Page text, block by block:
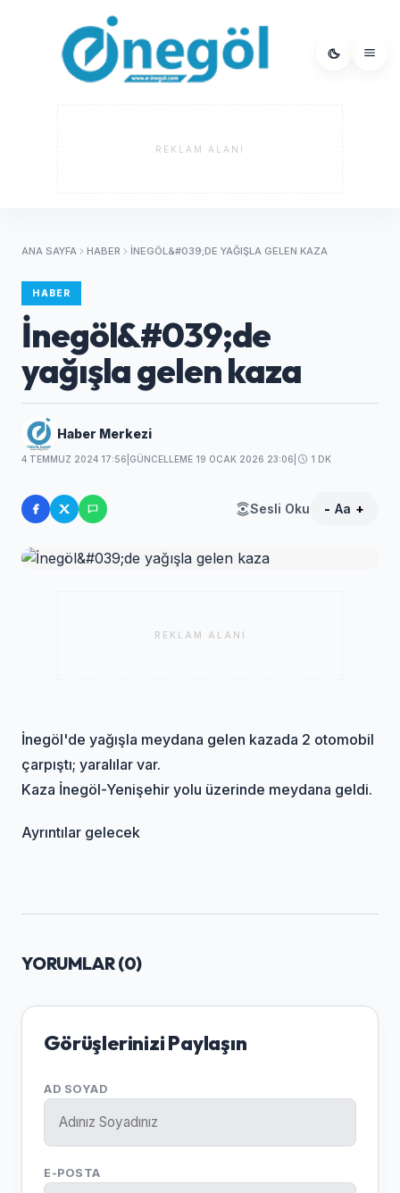
REKLAM ALANI
ANA SAYFA HABER İNEGÖL&#039;DE YAĞIŞLA GELEN KAZA
HABER
İnegöl&#039;de
yağışla gelen kaza
Haber Merkezi
4 TEMMUZ 2024 17:56 GÜNCELLEME 19 OCAK 2026 23:06 1 DK
Sesli Oku - Aa +
REKLAM ALANI
İnegöl'de yağışla meydana gelen kazada 2 otomobil
çarpıştı; yaralılar var.
Kaza İnegöl-Yenişehir yolu üzerinde meydana geldi.
Ayrıntılar gelecek
YORUMLAR (0)
Görüşlerinizi Paylaşın
AD SOYAD
E-POSTA